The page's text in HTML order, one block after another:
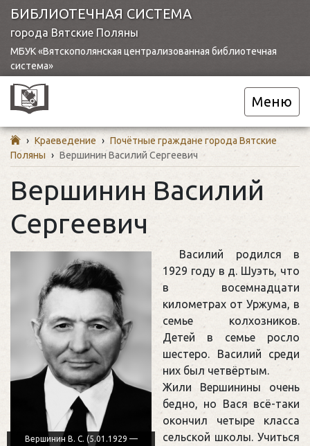
БИБЛИОТЕЧНАЯ СИСТЕМА
города Вятские Поляны
МБУК «Вятскополянская централизованная библиотечная
система»
Меню
› Краеведение › Почётные граждане города Вятские
Поляны › Вершинин Василий Сергеевич
Вершинин Василий
Сергеевич
Вершинин В. С. (5.01.1929 —
Василий родился в
1929 году в д. Шуэть, что
в восемнадцати
километрах от Уржума, в
семье колхозников.
Детей в семье росло
шестеро. Василий среди
них был четвёртым.
Жили Вершинины очень
бедно, но Вася всё-таки
окончил четыре класса
сельской школы. Учиться